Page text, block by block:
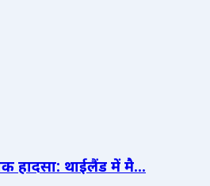
हादसा: थाईलैंड में मै...